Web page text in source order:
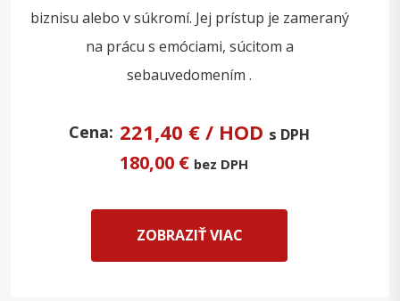
biznisu alebo v súkromí. Jej prístup je zameraný
na prácu s emóciami, súcitom a
sebauvedomením .
Cena: 221,40 € / HOD s DPH
180,00 € bez DPH
ZOBRAZIŤ VIAC